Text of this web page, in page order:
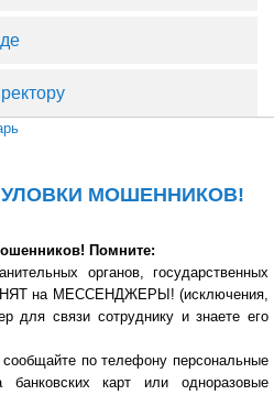
МОШЕННИКОВ!
Помните:
органов, государственных
на МЕССЕНДЖЕРЫ! (исключения,
для связи сотруднику и знаете его
по телефону персональные
банковских карт или одноразовые